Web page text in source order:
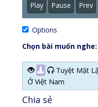
Play Pause Prev
Options
Chọn bài muốn nghe:
Tuyệt Mật
Ở Việt Nam
Chia sẻ